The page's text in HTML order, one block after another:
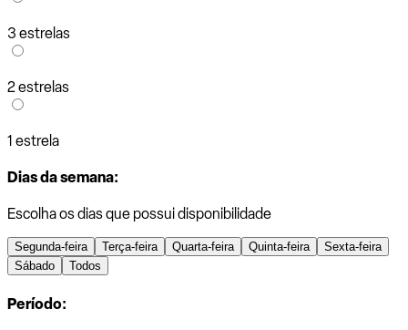
3 estrelas
2 estrelas
1 estrela
Dias da semana:
Escolha os dias que possui disponibilidade
Segunda-feira Terça-feira Quarta-feira Quinta-feira
Sexta-feira
Sábado
Todos
Período: